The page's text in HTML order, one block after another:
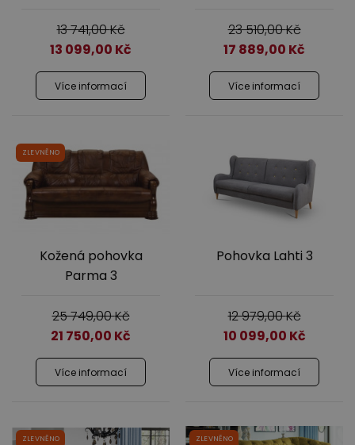
13 741,00Kč
13 099,00 Kč
Více informací
23 510,00Kč
17 889,00 Kč
Více informací
ZLEVNĚNO
Kožená pohovka
Parma 3
25 749,00Kč
21 750,00 Kč
Více informací
Pohovka Lahti 3
12 979,00Kč
10 099,00 Kč
Více informací
ZLEVNĚNO ZLEVNĚNO